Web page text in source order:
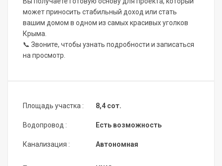
может приносить стабильный доход или стать
вашим домом в одном из самых красивых уголков
Крыма.
📞 Звоните, чтобы узнать подробности и записаться
на просмотр.
Площадь участка :
Водопровод :
Канализация :
8,4 сот.
Есть возможность
Автономная